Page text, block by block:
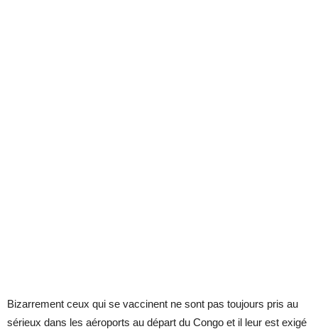
Bizarrement ceux qui se vaccinent ne sont pas toujours pris au
sérieux dans les aéroports au départ du Congo et il leur est exigé